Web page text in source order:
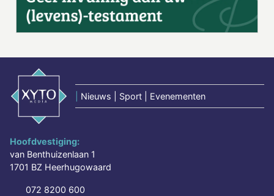
Nieuws | Sport | Evenementen
Hoofdvestiging:
van Benthuizenlaan 1
1701 BZ Heerhugowaard
072 8200 600